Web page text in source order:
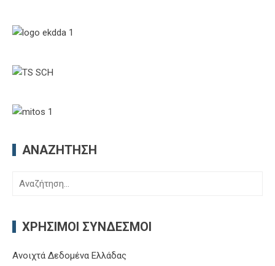
ΑΝΑΖΉΤΗΣΗ
Αναζήτηση
ΧΡΉΣΙΜΟΙ ΣΎΝΔΕΣΜΟΙ
Ανοιχτά Δεδομένα Ελλάδας